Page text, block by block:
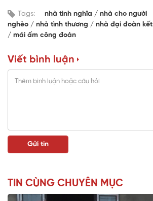
Tags: nhà tình nghĩa
nhà cho người
nghèo
nhà tình thương
nhà đại đoàn kết
mái ấm công đoàn
Viết bình luận
TIN CÙNG CHUYÊN MỤC